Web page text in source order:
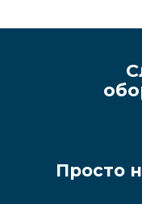
Просто